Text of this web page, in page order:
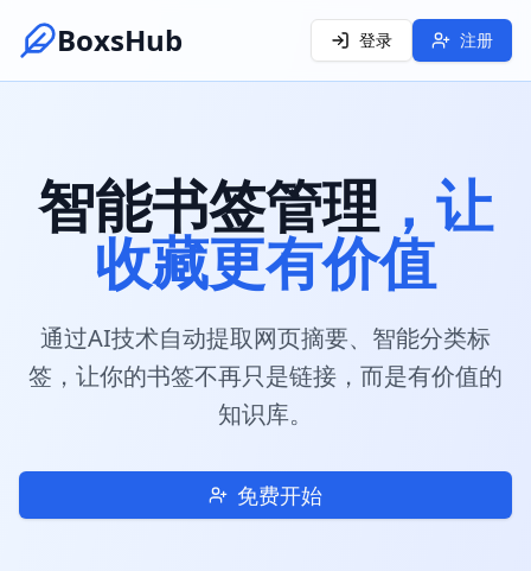
BoxsHub 登录 注册
智能书签管理，让
收藏更有价值
通过AI技术自动提取网页摘要、智能分类标
签，让你的书签不再只是链接，而是有价值的
知识库。
免费开始